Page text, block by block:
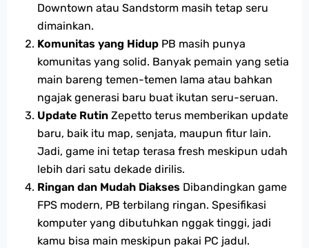
Downtown atau Sandstorm masih tetap seru
dimainkan.
Komunitas yang Hidup PB masih punya
komunitas yang solid. Banyak pemain yang setia
main bareng temen-temen lama atau bahkan
ngajak generasi baru buat ikutan seru-seruan.
Update Rutin Zepetto terus memberikan update
baru, baik itu map, senjata, maupun fitur lain.
Jadi, game ini tetap terasa fresh meskipun udah
lebih dari satu dekade dirilis.
Ringan dan Mudah Diakses Dibandingkan game
FPS modern, PB terbilang ringan. Spesifikasi
komputer yang dibutuhkan nggak tinggi, jadi
kamu bisa main meskipun pakai PC jadul.